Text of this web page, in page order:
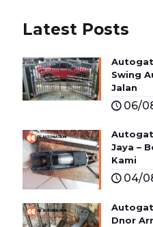
Latest Posts
Swing
Jalan
06/
Jaya –
Kami
04/
Dnor